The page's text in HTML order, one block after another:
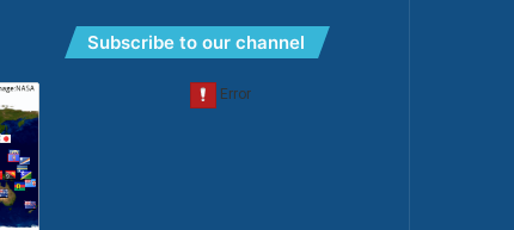
Subscribe to our channel